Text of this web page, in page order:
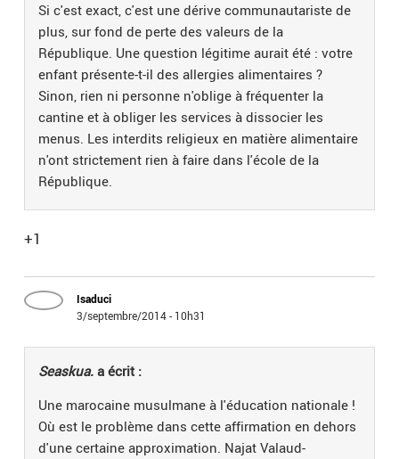
Si c'est exact, c'est une dérive communautariste de
plus, sur fond de perte des valeurs de la
République. Une question légitime aurait été : votre
enfant présente-t-il des allergies alimentaires ?
Sinon, rien ni personne n'oblige à fréquenter la
cantine et à obliger les services à dissocier les
menus. Les interdits religieux en matière alimentaire
n'ont strictement rien à faire dans l'école de la
République.
+1
Isaduci
3/septembre/2014 - 10h31
Seaskua. a écrit :
Une marocaine musulmane à l'éducation nationale !
Où est le problème dans cette affirmation en dehors
d'une certaine approximation. Najat Valaud-